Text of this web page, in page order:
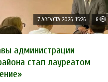
7 АВГУСТА 2026, 15:26 6
администрации
стал лауреатом